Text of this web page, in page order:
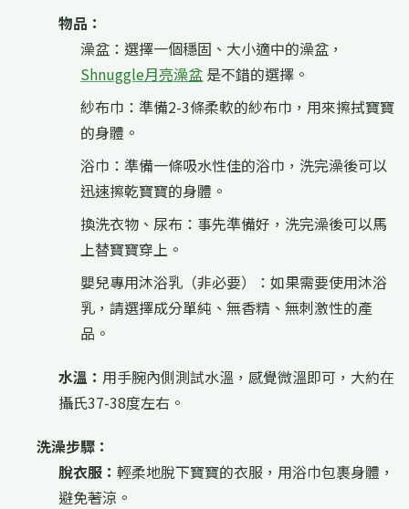
物品：
澡盆：選擇一個穩固、大小適中的澡盆，
Shnuggle月亮澡盆 是不錯的選擇。
紗布巾：準備2-3條柔軟的紗布巾，用來擦拭寶寶
的身體。
浴巾：準備一條吸水性佳的浴巾，洗完澡後可以
迅速擦乾寶寶的身體。
換洗衣物、尿布：事先準備好，洗完澡後可以馬
上替寶寶穿上。
嬰兒專用沐浴乳（非必要）：如果需要使用沐浴
乳，請選擇成分單純、無香精、無刺激性的產
品。
水溫： 用手腕內側測試水溫，感覺微溫即可，大約在
攝氏37-38度左右。
洗澡步驟：
脫衣服： 輕柔地脫下寶寶的衣服，用浴巾包裹身體，
避免著涼。